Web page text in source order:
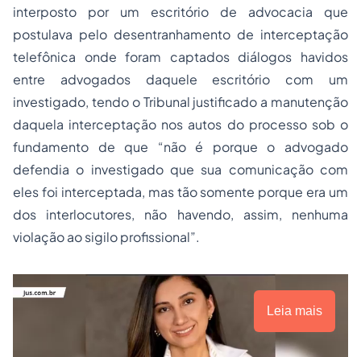
interposto por um escritório de advocacia que
postulava pelo desentranhamento de interceptação
telefônica onde foram captados diálogos havidos
entre advogados daquele escritório com um
investigado, tendo o Tribunal justificado a manutenção
daquela interceptação nos autos do processo sob o
fundamento de que “não é porque o advogado
defendia o investigado que sua comunicação com
eles foi interceptada, mas tão somente porque era um
dos interlocutores, não havendo, assim, nenhuma
violação ao sigilo profissional”.
Leia mais